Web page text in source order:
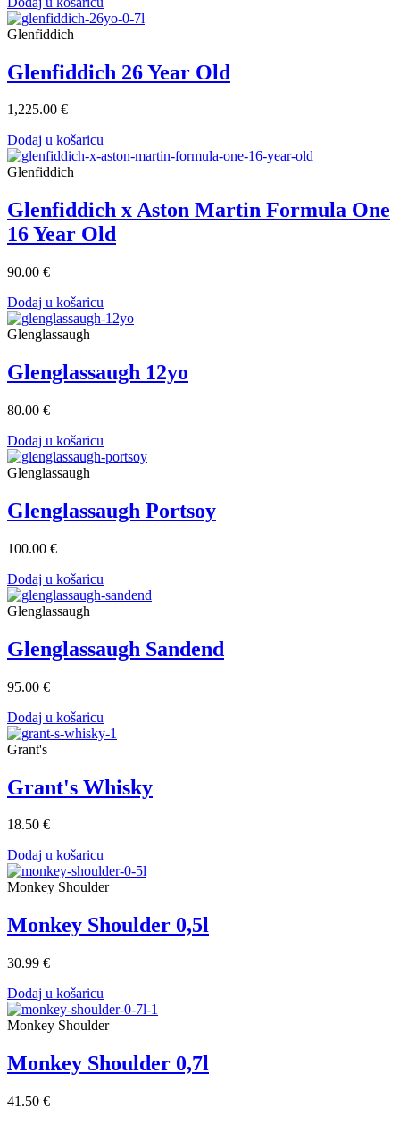
Glenfiddich
Glenfiddich 26 Year Old
1,225.00 €
Dodaj u košaricu
Glenfiddich
Glenfiddich x Aston Martin Formula One
16 Year Old
90.00 €
Dodaj u košaricu
Glenglassaugh
Glenglassaugh 12yo
80.00 €
Dodaj u košaricu
Glenglassaugh
Glenglassaugh Portsoy
100.00 €
Dodaj u košaricu
Glenglassaugh
Glenglassaugh Sandend
95.00 €
Dodaj u košaricu
Grant's
Grant's Whisky
18.50 €
Dodaj u košaricu
Monkey Shoulder
Monkey Shoulder 0,5l
30.99 €
Dodaj u košaricu
Monkey Shoulder
Monkey Shoulder 0,7l
41.50 €